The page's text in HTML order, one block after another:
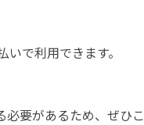
で利用できます。
必要があるため、ぜひこ